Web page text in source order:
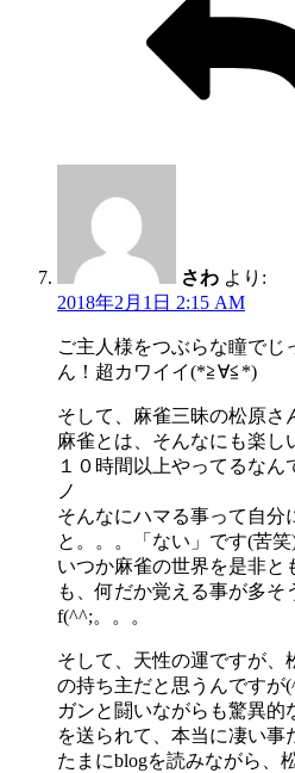
さわ より:
2018年2月1日 2:15 AM
ご主人様をつぶらな瞳でじ
ん！超カワイイ(*≧∀≦*)
そして、麻雀三昧の松原さ
麻雀とは、そんなにも楽し
１０時間以上やってるな
ノ
そんなにハマる事って自分
と。。。「ない」です(苦
いつか麻雀の世界を是非と
も、何だか覚える事が多そ
f(^^;。。。
そして、天性の運ですが、
の持ち主だと思うんですが
ガンと闘いながらも驚異的
を送られて、本当に凄い事
たまにblogを読みながら、